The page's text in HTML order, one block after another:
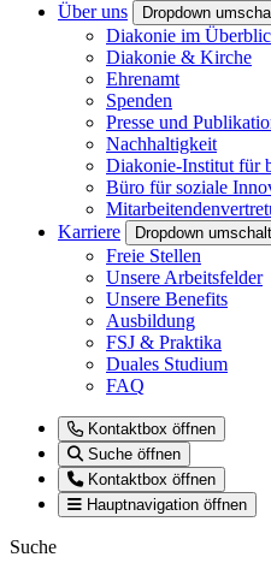
Über uns
Dropdown
Diakonie im
Diakonie & Kirche
Ehrenamt
Spenden
Presse und
Nachhaltigkeit
Diakonie-Institut für
Büro für soziale
Karriere
Dropdown
Freie Stellen
Unsere Arbeitsfelder
Unsere Benefits
Ausbildung
FSJ & Praktika
Duales Studium
FAQ
Kontaktbox öffnen
Suche öffnen
Kontaktbox öffnen
Hauptnavigation öffnen
Suche